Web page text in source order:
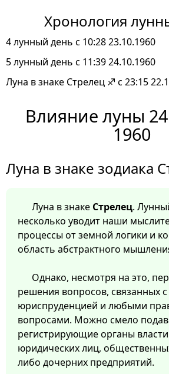
Хронология
4 лунный день с 10:28 23.10.1960
5 лунный день с 11:39 24.10.1960
Луна в знаке Стрелец ♐ с 23:15
Влияние луны
1960
Луна в знаке зодиака
Луна в знаке Стрелец.
несколько уводит наши
процессы от земной логики и
область абстрактного
Однако, несмотря на это,
решения вопросов, связанных с
юриспруденцией и любыми
вопросами. Можно смело
регистрирующие органы
юридических лиц,
либо дочерних предприятий.